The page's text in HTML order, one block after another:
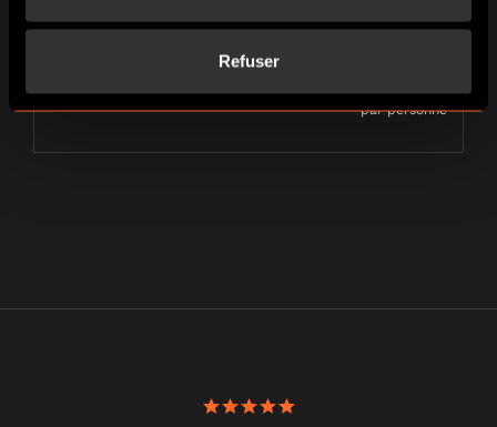
Refuser
5 joueurs
par personne